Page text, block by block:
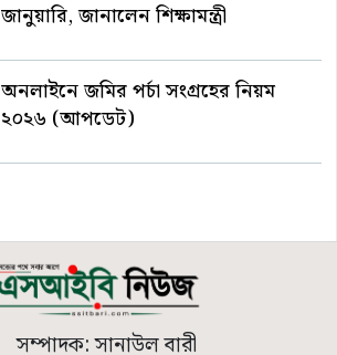
জানুয়ারি, জানালেন শিক্ষামন্ত্রী
অনলাইনে জমির পর্চা সংগ্রহের নিয়ম
২০২৬ (আপডেট)
সম্পাদক: সানাউল বারী